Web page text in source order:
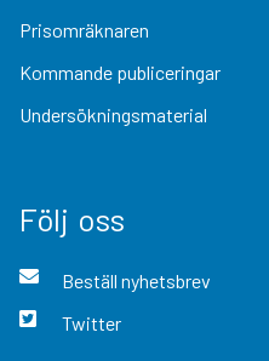
Prisomräknaren
Kommande publiceringar
Undersökningsmaterial
Följ oss
Beställ nyhetsbrev
Twitter